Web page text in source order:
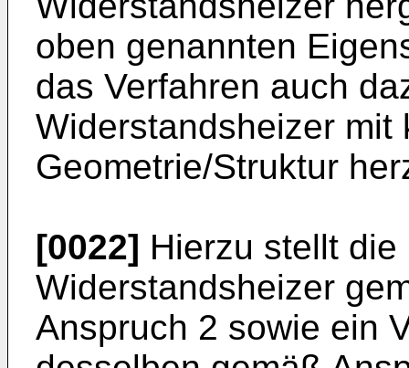
oben genannten
das Verfahren auch
Widerstandsheizer mit
Geometrie/Struktur
[0022] Hierzu stellt
Widerstandsheizer
Anspruch 2 sowie ein